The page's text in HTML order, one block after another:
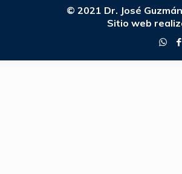
© 2021 Dr. José
Sitio web